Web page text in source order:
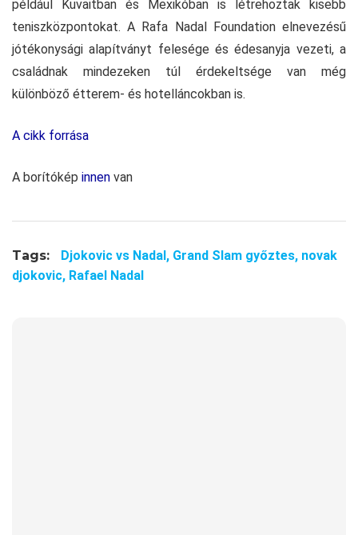
például Kuvaitban és Mexikóban is létrehoztak kisebb
teniszközpontokat. A Rafa Nadal Foundation elnevezésű
jótékonysági alapítványt felesége és édesanyja vezeti, a
családnak mindezeken túl érdekeltsége van még
különböző étterem- és hotelláncokban is.
A cikk forrása
A borítókép innen van
Tags: Djokovic vs Nadal, Grand Slam győztes, novak
djokovic, Rafael Nadal